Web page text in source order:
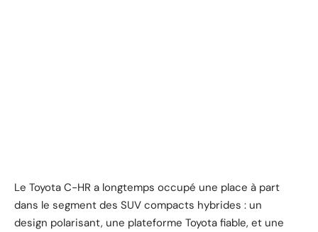
Le Toyota C-HR a longtemps occupé une place à part
dans le segment des SUV compacts hybrides : un
design polarisant, une plateforme Toyota fiable, et une